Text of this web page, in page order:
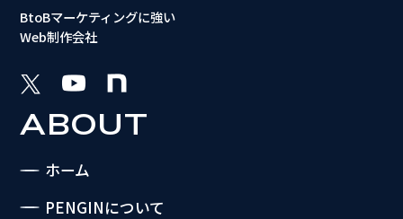
BtoBマーケティングに強い
Web制作会社
ABOUT
ホーム
PENGINについて